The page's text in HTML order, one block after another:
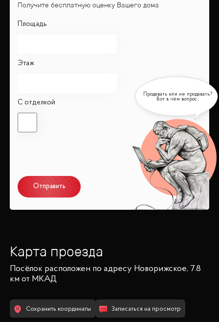
Получите бесплатную оценку Вашего дома
Площадь
Этаж
С отделкой
Отправить
Карта проезда
Посёлок расположен по адресу Новорижское, 7.8
км от МКАД
Сохранить координаты Записаться на просмотр